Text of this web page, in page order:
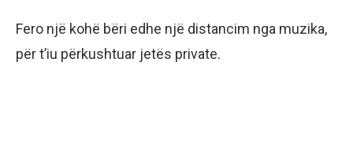
Fero një kohë bëri edhe një distancim nga muzika,
për t’iu përkushtuar jetës private.